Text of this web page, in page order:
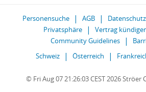
Personensuche AGB Datenschutz
Privatsphäre
Vertrag
Community Guidelines
Schweiz
Österreich
© Fri Aug 07 21:26:03 CEST 2026